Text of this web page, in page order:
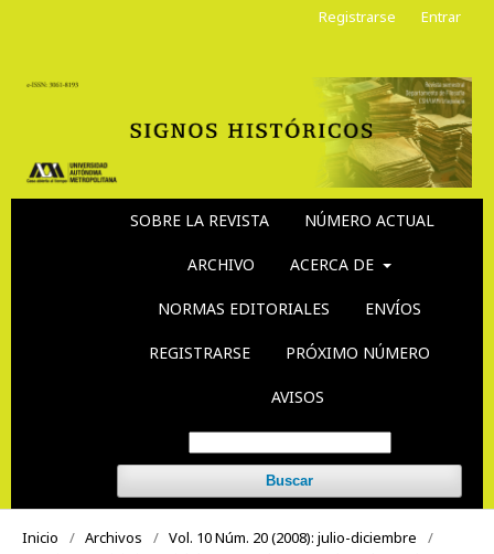
SOBRE LA REVISTA NÚMERO ACTUAL
ARCHIVO ACERCA DE
NORMAS EDITORIALES ENVÍOS
REGISTRARSE PRÓXIMO NÚMERO
AVISOS
Buscar
Registrarse Entrar
Inicio / Archivos / Vol. 10 Núm. 20 (2008): julio-diciembre
/